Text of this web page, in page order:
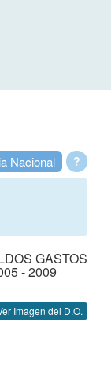
?
Nacional
GASTOS
- 2009
Imagen del D.O.